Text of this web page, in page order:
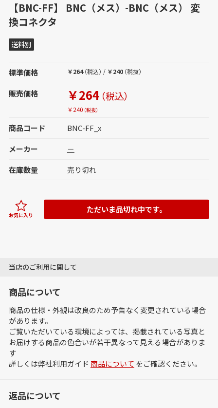
【BNC-FF】 BNC（メス）-BNC（メス） 変
換コネクタ
送料別
標準価格 ￥264 （税込） / ￥240 （税抜）
販売価格 ￥264 （税込）
￥240 （税抜）
商品コード BNC-FF_x
メーカー －
在庫数量 売り切れ
ただいま品切れ中です。
お気に入り
当店のご利用に関して
商品について
商品の仕様・外観は改良のため予告なく変更されている場合
があります。
ご覧いただいている環境によっては、掲載されている写真と
お届けする商品の色合いが若干異なって見える場合がありま
す
詳しくは弊社利用ガイド 商品について をご確認ください。
返品について